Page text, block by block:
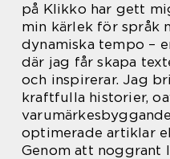
på Klikko har gett
min kärlek för språk
dynamiska tempo –
där jag får skapa
och inspirerar. Jag
kraftfulla historier,
optimerade artiklar
Genom att noggrant